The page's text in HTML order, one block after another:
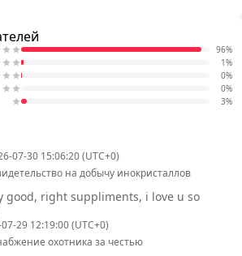
96%
1%
0%
0%
3%
07-30 15:06:20 (UTC+0)
на добычу инокристаллов
good, right suppliments, i love u so
29 12:19:00 (UTC+0)
охотника за честью